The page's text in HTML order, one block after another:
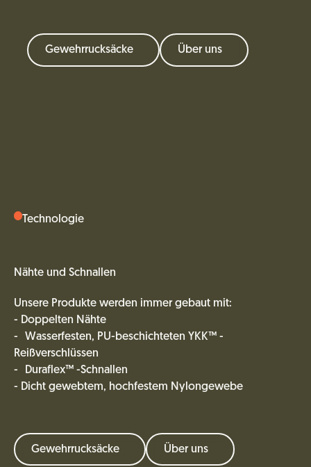
Gewehrrucksäcke Über uns
Technologie
Nähte und Schnallen
Unsere Produkte werden immer gebaut mit:
- Doppelten Nähte
- Wasserfesten, PU-beschichteten YKK™ -
Reißverschlüssen
- Duraflex™ -Schnallen
- Dicht gewebtem, hochfestem Nylongewebe
Gewehrrucksäcke Über uns